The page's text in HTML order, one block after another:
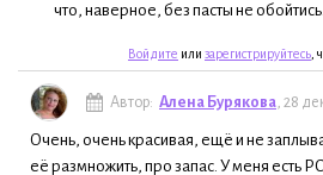
что, наверное, без пасты не обойтись.
Войдите или зарегистрируйтесь ,
Автор: Алена Бурякова , 28
Очень, очень красивая, ещё и не
её размножить, про запас. У меня есть